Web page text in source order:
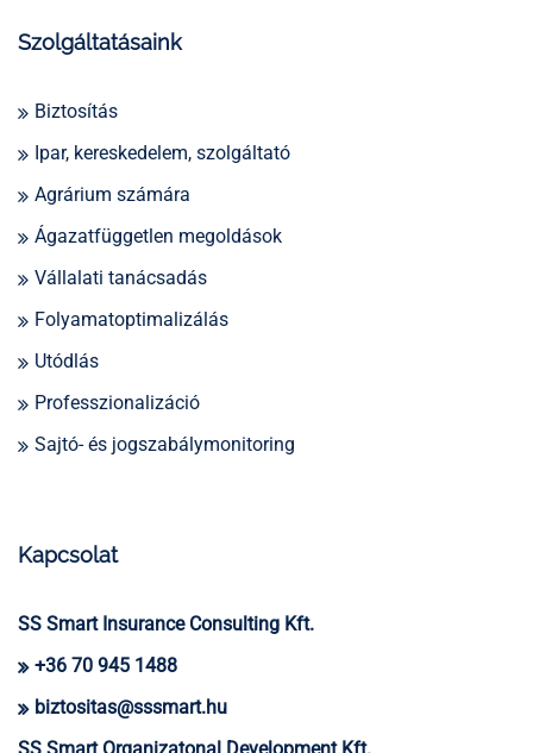
Szolgáltatásaink
Biztosítás
Ipar, kereskedelem, szolgáltató
Agrárium számára
Ágazatfüggetlen megoldások
Vállalati tanácsadás
Folyamatoptimalizálás
Utódlás
Professzionalizáció
Sajtó- és jogszabálymonitoring
Kapcsolat
SS Smart Insurance Consulting Kft.
+36 70 945 1488
biztositas@sssmart.hu